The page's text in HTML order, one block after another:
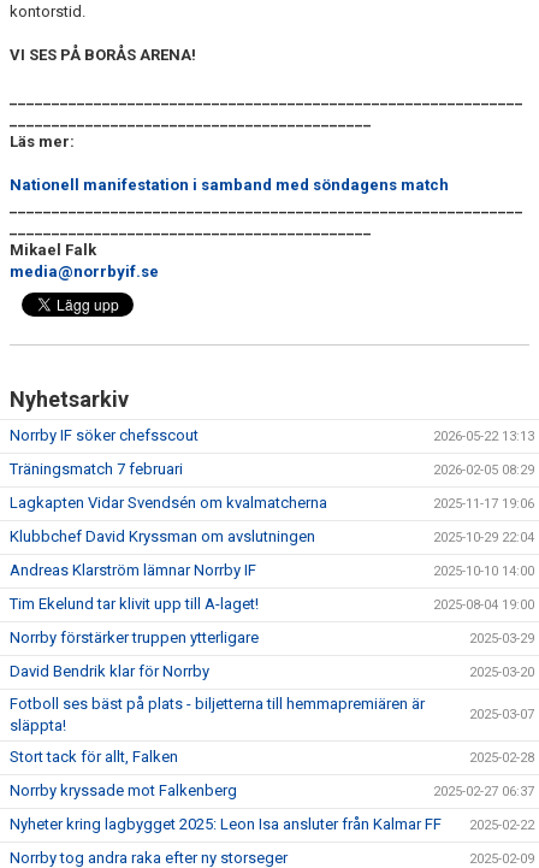
kontorstid.
VI SES PÅ BORÅS ARENA!
Läs mer:
Nationell manifestation i samband med söndagens match
Mikael Falk
media@norrbyif.se
Nyhetsarkiv
Norrby IF söker chefsscout 2026-05-22 13:13
Träningsmatch 7 februari 2026-02-05 08:29
Lagkapten Vidar Svendsén om kvalmatcherna 2025-11-17 19:06
Klubbchef David Kryssman om avslutningen 2025-10-29 22:04
Andreas Klarström lämnar Norrby IF 2025-10-10 14:00
Tim Ekelund tar klivit upp till A-laget! 2025-08-04 19:00
Norrby förstärker truppen ytterligare 2025-03-29
David Bendrik klar för Norrby 2025-03-20
Fotboll ses bäst på plats - biljetterna till hemmapremiären är
släppta!
2025-03-07
Stort tack för allt, Falken 2025-02-28
Norrby kryssade mot Falkenberg 2025-02-27 06:37
Nyheter kring lagbygget 2025: Leon Isa ansluter från Kalmar FF 2025-02-22
Norrby tog andra raka efter ny storseger 2025-02-09